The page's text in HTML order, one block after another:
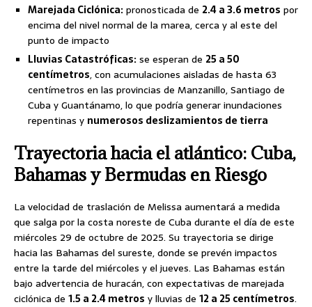
Marejada Ciclónica:pronosticada de 2.4 a 3.6 metros por
encima del nivel normal de la marea, cerca y al este del
punto de impacto
Lluvias Catastróficas:se esperan de 25 a 50
centímetros, con acumulaciones aisladas de hasta 63
centímetros en las provincias de Manzanillo, Santiago de
Cuba y Guantánamo, lo que podría generar inundaciones
repentinas y numerosos deslizamientos de tierra
Trayectoria hacia el atlántico: Cuba,
Bahamas y Bermudas en Riesgo
La velocidad de traslación de Melissa aumentará a medida
que salga por la costa noreste de Cuba durante el día de este
miércoles 29 de octubre de 2025. Su trayectoria se dirige
hacia las Bahamas del sureste, donde se prevén impactos
entre la tarde del miércoles y el jueves. Las Bahamas están
bajo advertencia de huracán, con expectativas de marejada
ciclónica de 1.5 a 2.4 metros y lluvias de 12 a 25 centímetros.